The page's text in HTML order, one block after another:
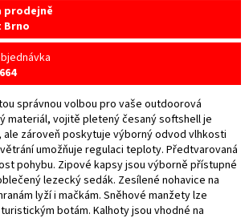
prodejně
Brno
správnou volbou pro vaše outdoorová
materiál, vojitě pletený česaný softshell je
zároveň poskytuje výborný odvod vlhkosti
umožňuje regulaci teploty. Předtvarovaná
pohybu. Zipové kapsy jsou výborně přístupné
lezecký sedák. Zesílené nohavice na
lyží i mačkám. Sněhové manžety lze
botám. Kalhoty jsou vhodné na